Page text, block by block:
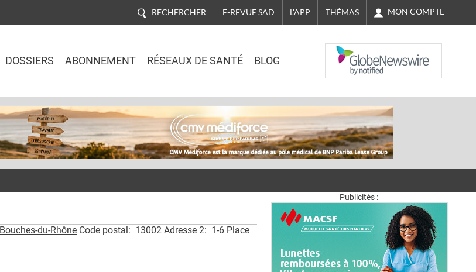
RECHERCHER E-REVUE SAD L'APP THÉMAS MON COMPTE
DOSSIERS ABONNEMENT RÉSEAUX DE SANTÉ BLOG
NASDAQ
Bouches-du-Rhône Code postal: 13002 Adresse 2: 1-6 Place
Publicités :